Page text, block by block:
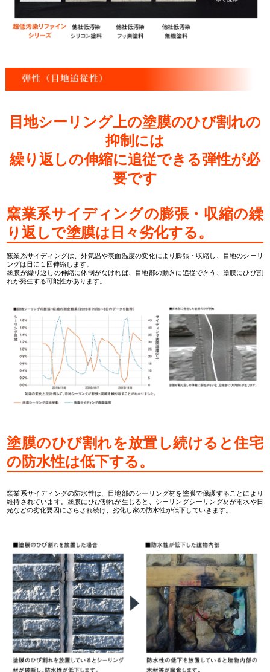
目地シーリング上の塗膜のひび割れの
抑制には
繰り返しの伸縮に追従できる弾性が必
要です
窯業系サイディングの膨張・収縮の繰
り返しで塗膜は日々劣化する。
窯業系サイディングは、外気温や表面温度の変化により膨張・収縮し、目地のシーリ
ングは日に１回伸縮します。
塗膜が繰り返しの伸縮に体制がなければ、目地部の動きに追従できう、塗膜にひび割
れが発生する可能性があります。
塗膜のひび割れを放置し続けると住宅
の防水性は低下する。
窯業系サイディングの防水性は、目地部のシーリング材を塗膜で保護することにより
維持されています。塗膜にひび割れが生じると、シーリングシーリング材が雨水や日
光などの劣化要因にさらされ続け、劣化し家の防水性が低下していきます。